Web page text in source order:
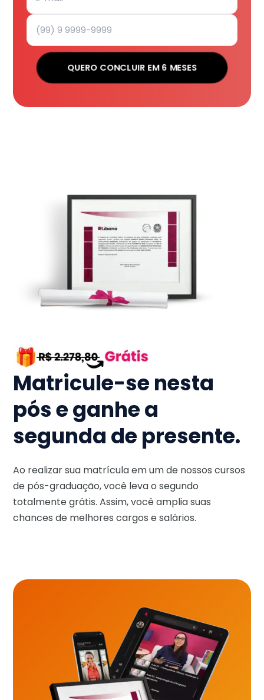
QUERO CONCLUIR EM 6 MESES
Matricule-se nesta
pós e ganhe a
segunda de presente.
Ao realizar sua matrícula em um de nossos cursos
de pós-graduação, você leva o segundo
totalmente grátis. Assim, você amplia suas
chances de melhores cargos e salários.